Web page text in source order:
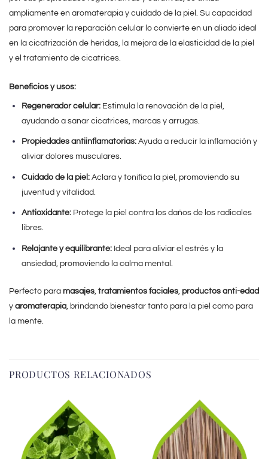
ampliamente en aromaterapia y cuidado de la piel. Su capacidad
para promover la reparación celular lo convierte en un aliado ideal
en la cicatrización de heridas, la mejora de la elasticidad de la piel
y el tratamiento de cicatrices.
Beneficios y usos:
Regenerador celular:Estimula la renovación de la piel,
ayudando a sanar cicatrices, marcas y arrugas.
Propiedades antiinflamatorias:Ayuda a reducir la inflamación y
aliviar dolores musculares.
Cuidado de la piel:Aclara y tonifica la piel, promoviendo su
juventud y vitalidad.
Antioxidante:Protege la piel contra los daños de los radicales
libres.
Relajante y equilibrante:Ideal para aliviar el estrés y la
ansiedad, promoviendo la calma mental.
Perfecto para masajes, tratamientos faciales, productos anti-edad
y aromaterapia, brindando bienestar tanto para la piel como para
la mente.
PRODUCTOS RELACIONADOS